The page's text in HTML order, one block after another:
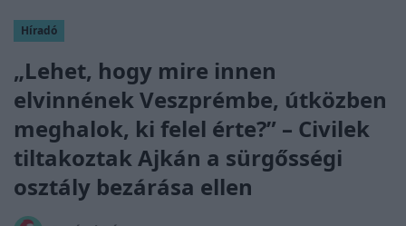
Híradó
„Lehet, hogy mire innen
elvinnének Veszprémbe, útközben
meghalok, ki felel érte?” – Civilek
tiltakoztak Ajkán a sürgősségi
osztály bezárása ellen